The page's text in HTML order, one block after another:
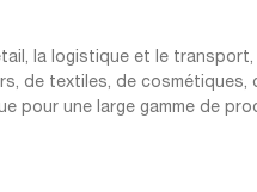
la logistique et le
de textiles, de cosmétiques,
pour une large gamme de